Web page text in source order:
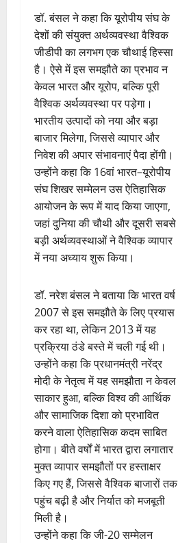
डॉ. बंसल ने कहा कि यूरोपीय संघ के
देशों की संयुक्त अर्थव्यवस्था वैश्विक
जीडीपी का लगभग एक चौथाई हिस्सा
है। ऐसे में इस समझौते का प्रभाव न
केवल भारत और यूरोप, बल्कि पूरी
वैश्विक अर्थव्यवस्था पर पड़ेगा।
भारतीय उत्पादों को नया और बड़ा
बाजार मिलेगा, जिससे व्यापार और
निवेश की अपार संभावनाएं पैदा होंगी।
उन्होंने कहा कि 16वां भारत–यूरोपीय
संघ शिखर सम्मेलन उस ऐतिहासिक
आयोजन के रूप में याद किया जाएगा,
जहां दुनिया की चौथी और दूसरी सबसे
बड़ी अर्थव्यवस्थाओं ने वैश्विक व्यापार
में नया अध्याय शुरू किया।
डॉ. नरेश बंसल ने बताया कि भारत वर्ष
2007 से इस समझौते के लिए प्रयास
कर रहा था, लेकिन 2013 में यह
प्रक्रिया ठंडे बस्ते में चली गई थी।
उन्होंने कहा कि प्रधानमंत्री नरेंद्र
मोदी के नेतृत्व में यह समझौता न केवल
साकार हुआ, बल्कि विश्व की आर्थिक
और सामाजिक दिशा को प्रभावित
करने वाला ऐतिहासिक कदम साबित
होगा। बीते वर्षों में भारत द्वारा लगातार
मुक्त व्यापार समझौतों पर हस्ताक्षर
किए गए हैं, जिससे वैश्विक बाजारों तक
पहुंच बढ़ी है और निर्यात को मजबूती
मिली है।
उन्होंने कहा कि जी-20 सम्मेलन